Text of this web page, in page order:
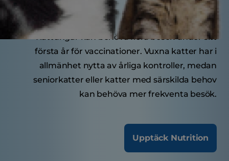
veterinären?
Kattungar kan behöva flera besök under sitt
första år för vaccinationer. Vuxna katter har i
allmänhet nytta av årliga kontroller, medan
seniorkatter eller katter med särskilda behov
kan behöva mer frekventa besök.
Upptäck Nutrition